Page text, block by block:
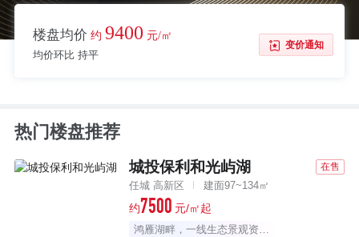
楼盘均价 约 9400 元/㎡
均价环比 持平
变价通知
热门楼盘推荐
城投保利和光屿湖 在售
任城 高新区 建面97~134㎡
约7500 元/㎡起
鸿雁湖畔，一线生态景观资源大盘